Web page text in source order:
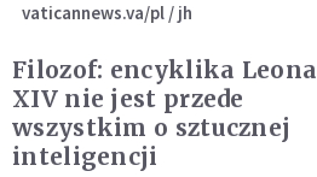
vaticannews.va/pl / jh
Filozof: encyklika Leona
XIV nie jest przede
wszystkim o sztucznej
inteligencji